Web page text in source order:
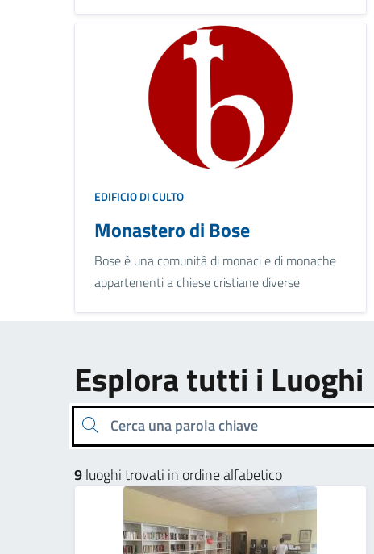
EDIFICIO DI CULTO
Monastero di Bose
Bose è una comunità di monaci e di monache
appartenenti a chiese cristiane diverse
Esplora tutti i Luoghi
Cerca una parola chiave
9luoghi trovati in ordine alfabetico